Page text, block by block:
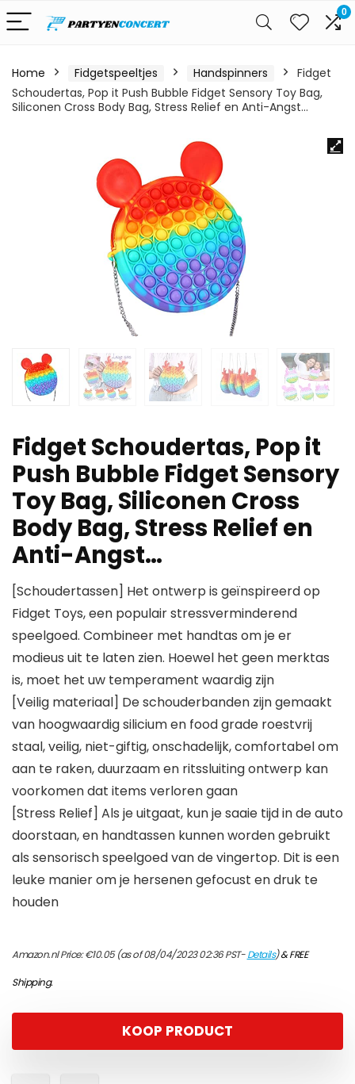
0
Home Fidgetspeeltjes Handspinners
Fidget
Schoudertas, Pop it Push Bubble Fidget Sensory Toy Bag,
Siliconen Cross Body Bag, Stress Relief en Anti-Angst…
Fidget Schoudertas, Pop it
Push Bubble Fidget Sensory
Toy Bag, Siliconen Cross
Body Bag, Stress Relief en
Anti-Angst…
[Schoudertassen] Het ontwerp is geïnspireerd op
Fidget Toys, een populair stressverminderend
speelgoed. Combineer met handtas om je er
modieus uit te laten zien. Hoewel het geen merktas
is, moet het uw temperament waardig zijn
[Veilig materiaal] De schouderbanden zijn gemaakt
van hoogwaardig silicium en food grade roestvrij
staal, veilig, niet-giftig, onschadelijk, comfortabel om
aan te raken, duurzaam en ritssluiting ontwerp kan
voorkomen dat items verloren gaan
[Stress Relief] Als je uitgaat, kun je saaie tijd in de auto
doorstaan, en handtassen kunnen worden gebruikt
als sensorisch speelgoed van de vingertop. Dit is een
leuke manier om je hersenen gefocust en druk te
houden
Amazon.nl Price:€10.05(as of 08/04/2023 02:36 PST-Details)&FREE
Shipping.
KOOP PRODUCT